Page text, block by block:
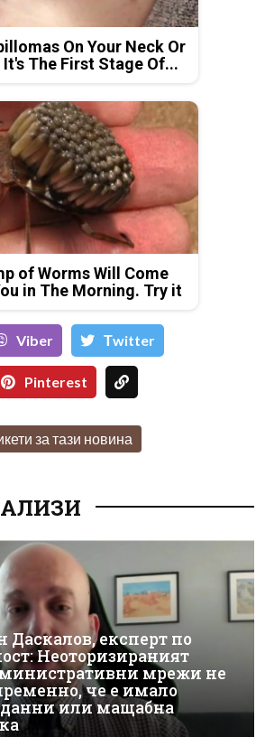
On Your Neck Or
The First Stage Of...
of Worms Will Come
in The Morning. Try it
Viber Тwitter
Pinterest
за тази новина
Даскалов, експерт по
Неоторизираният
мрежи не
че е имало
данни или мащабна